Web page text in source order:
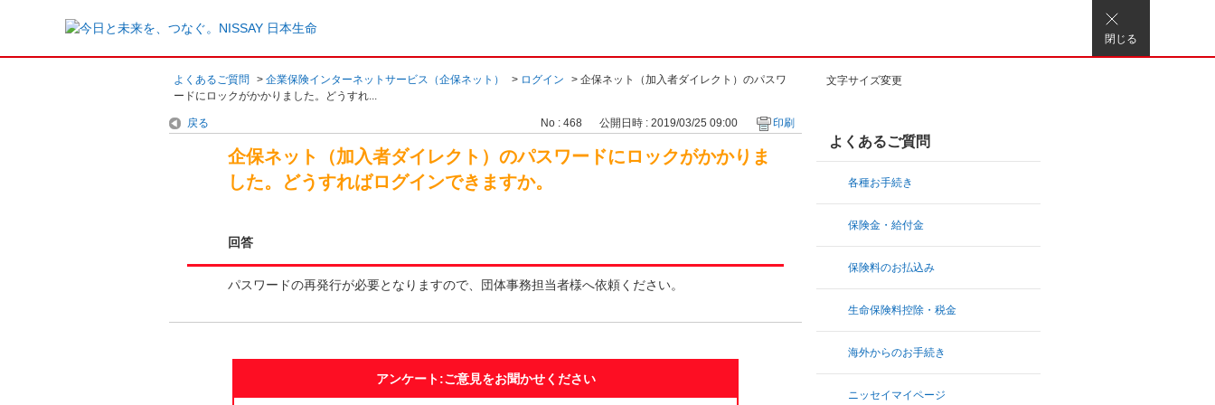
閉じる
文字サイズ変更
よくあるご質問 > 企業保険インターネットサービス（企保ネット） > ログイン > 企保ネット（加入者ダイレクト）のパスワ
ードにロックがかかりました。どうすれ...
よくあるご質問
各種お手続き
保険金・給付金
保険料のお払込み
生命保険料控除・税金
海外からのお手続き
ニッセイマイページ
戻る No : 468 公開日時 : 2019/03/25 09:00 印刷
企保ネット（加入者ダイレクト）のパスワードにロックがかかりま
した。どうすればログインできますか。
回答
パスワードの再発行が必要となりますので、団体事務担当者様へ依頼ください。
アンケート:ご意見をお聞かせください